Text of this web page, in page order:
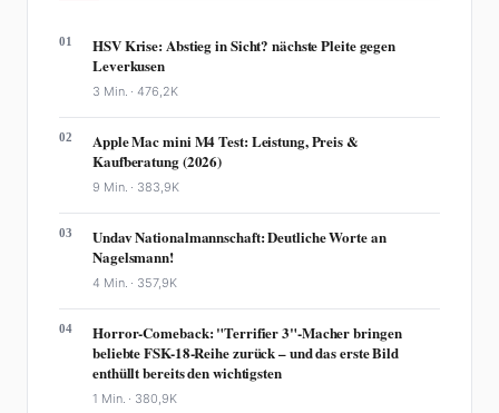
01
HSV Krise: Abstieg in Sicht? nächste Pleite gegen
Leverkusen
3 Min. ·476,2K
02
Apple Mac mini M4 Test: Leistung, Preis &
Kaufberatung (2026)
9 Min. · 383,9K
03
Undav Nationalmannschaft: Deutliche Worte an
Nagelsmann!
4 Min. · 357,9K
04
Horror-Comeback: "Terrifier 3"-Macher bringen
beliebte FSK-18-Reihe zurück – und das erste Bild
enthüllt bereits den wichtigsten
1 Min. · 380,9K